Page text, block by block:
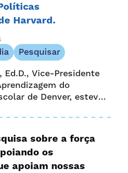
família
imprensa
Harvard.
Pesquisar
Ed.D., Vice-Presidente
do
de Denver, esteve
de Dados
do Centro de
Educacionais de
sobre a força
os
apoiam nossas